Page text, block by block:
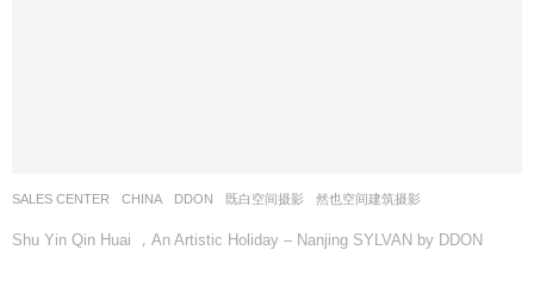
SALES CENTER CHINA DDON 既白空间摄影 ,然也空间建筑摄影
Shu Yin Qin Huai ，An Artistic Holiday – Nanjing SYLVAN by DDON